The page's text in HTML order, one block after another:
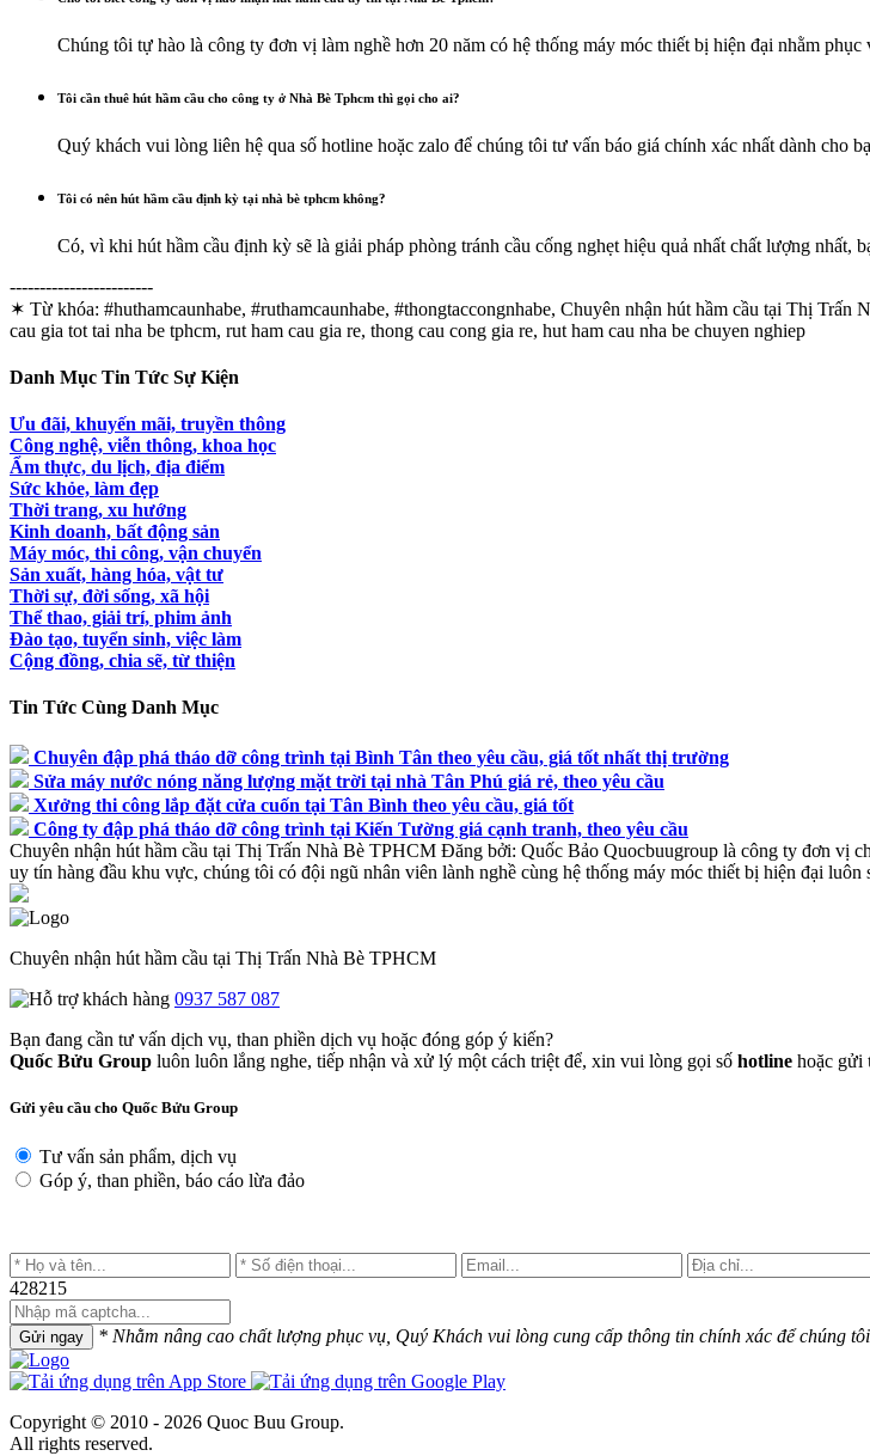
Chúng tôi tự hào là công ty đơn vị làm nghề hơn 20 năm có hệ thống máy móc thiết bị hiện đại nhằm
Tôi cần thuê hút hầm cầu cho công ty ở Nhà Bè Tphcm thì gọi cho ai?
Quý khách vui lòng liên hệ qua số hotline hoặc zalo để chúng tôi tư vấn báo giá chính xác nhất dành cho
Tôi có nên hút hầm cầu định kỳ tại nhà bè tphcm không?
Có, vì khi hút hầm cầu định kỳ sẽ là giải pháp phòng tránh cầu cống nghẹt hiệu quả nhất chất lượng nhất,
------------------------
✶ Từ khóa: #huthamcaunhabe, #ruthamcaunhabe, #thongtaccongnhabe, Chuyên nhận hút hầm cầu tại Thị
cau gia tot tai nha be tphcm, rut ham cau gia re, thong cau cong gia re, hut ham cau nha be chuyen nghiep
Danh Mục Tin Tức Sự Kiện
Ưu đãi, khuyến mãi, truyền thông
Công nghệ, viễn thông, khoa học
Ẩm thực, du lịch, địa điểm
Sức khỏe, làm đẹp
Thời trang, xu hướng
Kinh doanh, bất động sản
Máy móc, thi công, vận chuyển
Sản xuất, hàng hóa, vật tư
Thời sự, đời sống, xã hội
Thể thao, giải trí, phim ảnh
Đào tạo, tuyển sinh, việc làm
Cộng đồng, chia sẽ, từ thiện
Tin Tức Cùng Danh Mục
Chuyên đập phá tháo dỡ công trình tại Bình Tân theo yêu cầu, giá tốt nhất thị trường
Sửa máy nước nóng năng lượng mặt trời tại nhà Tân Phú giá rẻ, theo yêu cầu
Xưởng thi công lắp đặt cửa cuốn tại Tân Bình theo yêu cầu, giá tốt
Công ty đập phá tháo dỡ công trình tại Kiến Tường giá cạnh tranh, theo yêu cầu
Chuyên nhận hút hầm cầu tại Thị Trấn Nhà Bè TPHCM Đăng bởi: Quốc Bảo Quocbuugroup là công ty đơn vị
uy tín hàng đầu khu vực, chúng tôi có đội ngũ nhân viên lành nghề cùng hệ thống máy móc thiết bị hiện đại
Chuyên nhận hút hầm cầu tại Thị Trấn Nhà Bè TPHCM
0937 587 087
Bạn đang cần tư vấn dịch vụ, than phiền dịch vụ hoặc đóng góp ý kiến?
Quốc Bửu Group luôn luôn lắng nghe, tiếp nhận và xử lý một cách triệt để, xin vui lòng gọi số hotline hoặc gửi
Gửi yêu cầu cho Quốc Bửu Group
Tư vấn sản phẩm, dịch vụ
Góp ý, than phiền, báo cáo lừa đảo
428215
Gửi ngay * Nhằm nâng cao chất lượng phục vụ, Quý Khách vui lòng cung cấp thông tin chính xác để chúng
Copyright © 2010 - 2026 Quoc Buu Group.
All rights reserved.